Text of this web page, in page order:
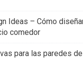
Ideas – Cómo
comedor
para las paredes